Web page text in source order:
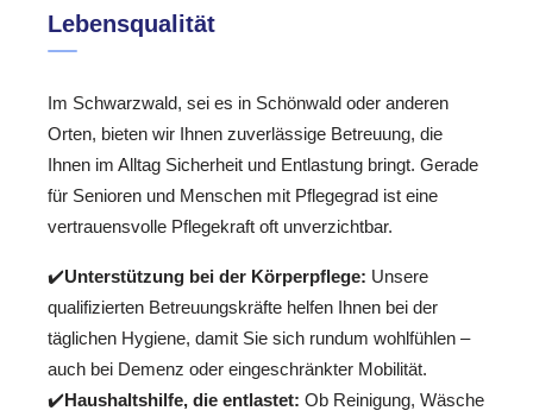
Lebensqualität
Im Schwarzwald, sei es in Schönwald oder anderen
Orten, bieten wir Ihnen zuverlässige Betreuung, die
Ihnen im Alltag Sicherheit und Entlastung bringt. Gerade
für Senioren und Menschen mit Pflegegrad ist eine
vertrauensvolle Pflegekraft oft unverzichtbar.
✔️Unterstützung bei der Körperpflege: Unsere
qualifizierten Betreuungskräfte helfen Ihnen bei der
täglichen Hygiene, damit Sie sich rundum wohlfühlen –
auch bei Demenz oder eingeschränkter Mobilität.
✔️Haushaltshilfe, die entlastet: Ob Reinigung, Wäsche